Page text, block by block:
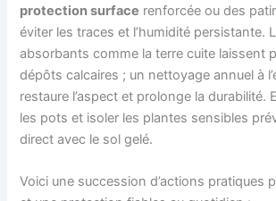
protection surface renforcée ou des
éviter les traces et l’humidité persistante.
absorbants comme la terre cuite laissent
dépôts calcaires ; un nettoyage annuel à
restaure l’aspect et prolonge la durabilité.
les pots et isoler les plantes sensibles
direct avec le sol gelé.
Voici une succession d’actions pratiques